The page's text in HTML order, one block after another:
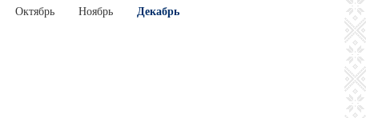
Октябрь Ноябрь Декабрь